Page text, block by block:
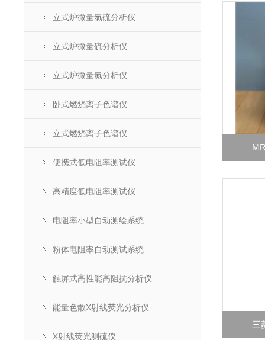
立式炉微量氯硫分析仪
立式炉微量硫分析仪
立式炉微量氮分析仪
卧式燃烧离子色谱仪
立式燃烧离子色谱仪
便携式低电阻率测试仪
高精度低电阻率测试仪
电阻率小型自动测绘系统
粉体电阻率自动测试系统
触屏式高性能高阻抗分析仪
能量色散X射线荧光分析仪
X射线荧光测硫仪‌
三